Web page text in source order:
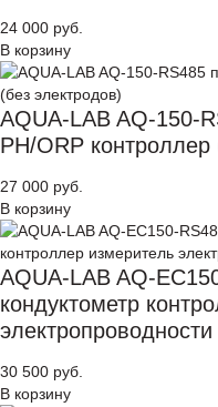
24 000 руб.
В корзину
AQUA-LAB AQ-150-
PH/ORP контроллер
27 000 руб.
В корзину
AQUA-LAB AQ-
кондуктометр
электропроводности
30 500 руб.
В корзину